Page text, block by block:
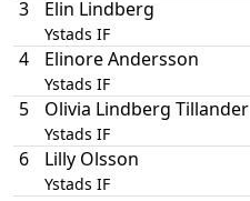
3 Elin Lindberg
Ystads IF
4 Elinore Andersson
Ystads IF
5 Olivia Lindberg Tillander
Ystads IF
6 Lilly Olsson
Ystads IF